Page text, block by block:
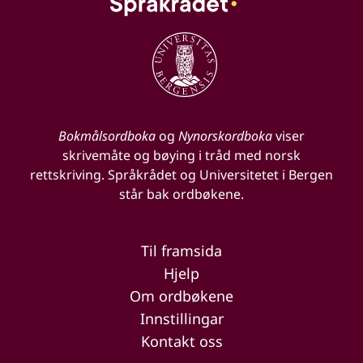
Bokmålsordbokaog Nynorskordbokaviser
skrivemåte og bøying i tråd med norsk
rettskriving. Språkrådet og Universitetet i Bergen
står bak ordbøkene.
Til framsida
Hjelp
Om ordbøkene
Innstillingar
Kontakt oss